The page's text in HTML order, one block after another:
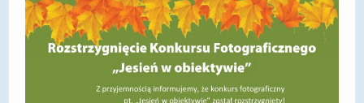
DLA RODZICÓW I UCZNIÓW
DLA PRACOWNIKÓW